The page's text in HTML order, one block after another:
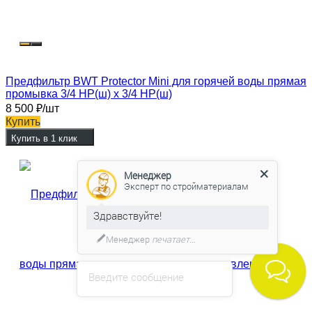
Предфильтр BWT Protector Mini для горячей воды прямая
промывка 3/4 НР(ш) х 3/4 НР(ш)
8 500 ₽/шт
Купить
Купить в 1 клик
Введите сообщение
Менеджер
Эксперт по стройматериалам
Здравствуйте!
Менеджер печатает...